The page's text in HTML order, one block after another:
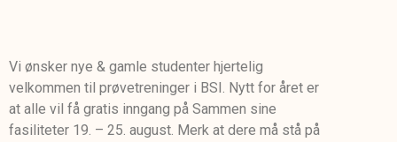
Vi ønsker nye & gamle studenter hjertelig
velkommen til prøvetreninger i BSI. Nytt for året er
at alle vil få gratis inngang på Sammen sine
fasiliteter 19. – 25. august. Merk at dere må stå på